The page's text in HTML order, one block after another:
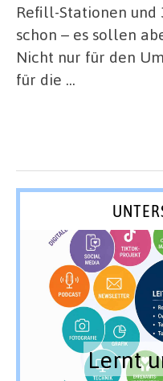
Refill-Stationen und
schon – es sollen
Nicht nur für den
für die …
Lernt